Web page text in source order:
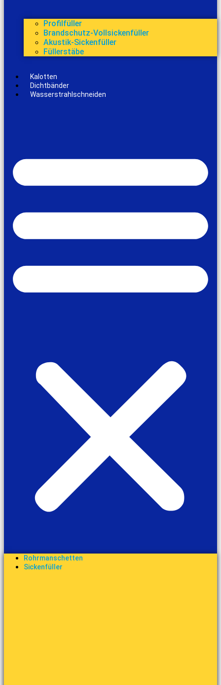
Profilfüller
Brandschutz-Vollsickenfüller
Akustik-Sickenfüller
Füllerstäbe
Kalotten
Dichtbänder
Wasserstrahlschneiden
Rohrmanschetten
Sickenfüller